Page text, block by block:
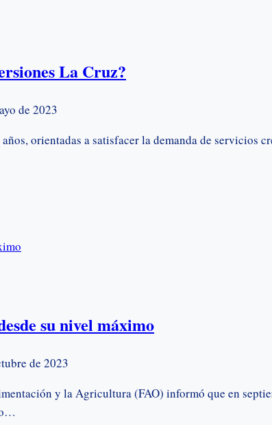
La Cruz?
de 2023
orientadas a satisfacer la demanda de servicios
su nivel máximo
de 2023
y la Agricultura (FAO) informó que en